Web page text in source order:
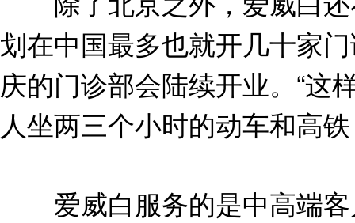
划在中国最多也就开几十家
庆的门诊部会陆续开业。“这
人坐两三个小时的动车和高
爱威白服务的是中高端客